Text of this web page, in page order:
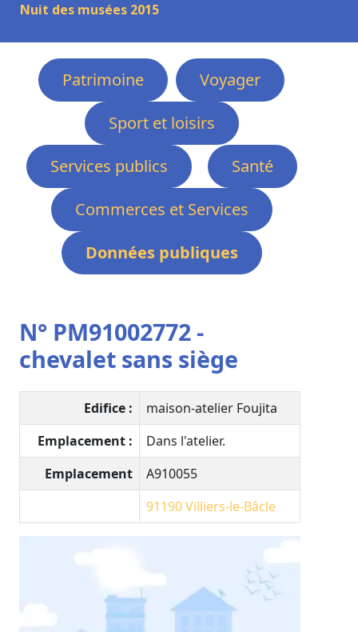
Nuit des musées 2015
Patrimoine
Voyager
Sport et loisirs
Services publics
Santé
Commerces et Services
Données publiques
N° PM91002772 -
chevalet sans siège
Edifice :
maison-atelier Foujita
Emplacement :
Dans l'atelier.
Emplacement
A910055
91190Villiers-le-Bâcle